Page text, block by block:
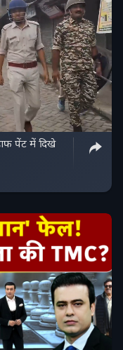
पेंट में दिखे